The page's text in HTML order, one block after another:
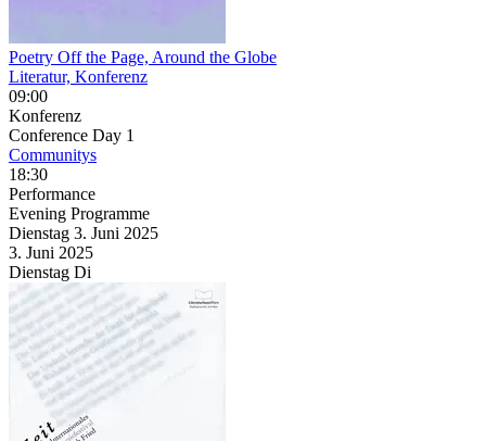
Poetry Off the Page, Around the Globe
Literatur, Konferenz
09:00
Konferenz
Conference Day 1
Communitys
18:30
Performance
Evening Programme
Dienstag 3. Juni 2025
3. Juni 2025
Dienstag Di